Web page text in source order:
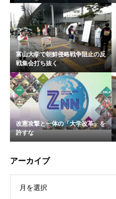
富山大学で朝鮮侵略戦争阻止の反
戦集会打ち抜く
改憲攻撃と一体の「大学改革」を
許すな
アーカイブ
月を選択